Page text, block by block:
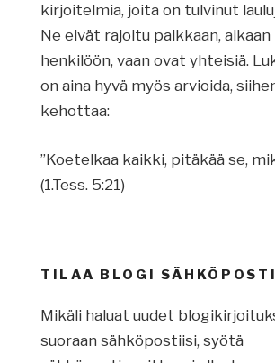
kirjoitelmia, joita on tulvinut
Ne eivät rajoitu paikkaan, aikaan
henkilöön, vaan ovat yhteisiä.
on aina hyvä myös arvioida,
kehottaa:
”Koetelkaa kaikki, pitäkää se,
(1.Tess. 5:21)
TILAA BLOGI
Mikäli haluat uudet
suoraan sähköpostiisi, syötä